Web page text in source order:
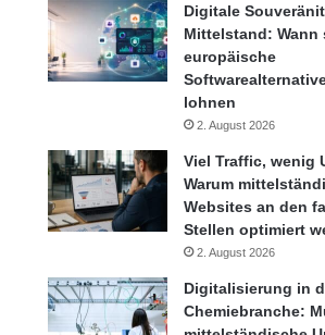
Digitale
Mittelstand: Wann
europäische
lohnen
2. August 2026
Viel Traffic, wenig
Warum
Websites an den
Stellen optimiert
2. August 2026
Digitalisierung in
Chemiebranche: